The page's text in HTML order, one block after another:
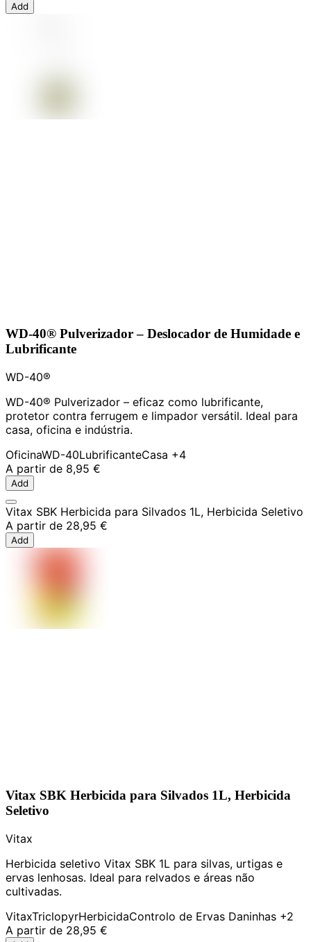
Add
WD-40® Pulverizador – Deslocador de Humidade e
Lubrificante
WD-40®
WD-40® Pulverizador – eficaz como lubrificante,
protetor contra ferrugem e limpador versátil. Ideal para
casa, oficina e indústria.
OficinaWD-40LubrificanteCasa +4
A partir de 8,95 €
Add
Vitax SBK Herbicida para Silvados 1L, Herbicida Seletivo
A partir de 28,95 €
Add
Vitax SBK Herbicida para Silvados 1L, Herbicida
Seletivo
Vitax
Herbicida seletivo Vitax SBK 1L para silvas, urtigas e
ervas lenhosas. Ideal para relvados e áreas não
cultivadas.
VitaxTriclopyrHerbicidaControlo de Ervas Daninhas +2
A partir de 28,95 €